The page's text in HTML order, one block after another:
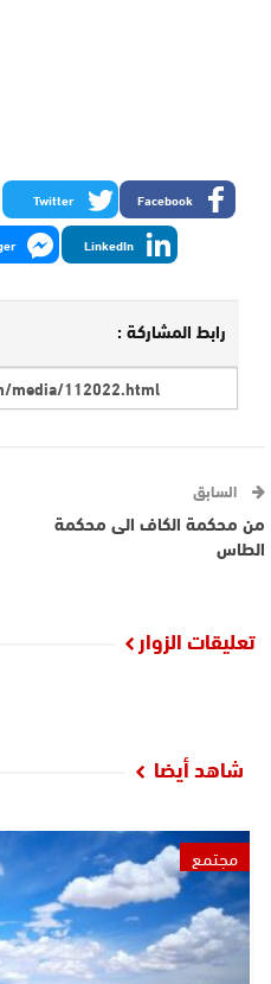
Facebook
Twitter
LinkedIn
رابط المشاركة :
السابق
من محكمة الكاف الى محكمة
الطاس
تعليقات الزوار
شاهد أيضا
مجتمع